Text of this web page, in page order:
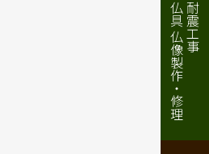
耐震工事
仏具 仏像製作・修理